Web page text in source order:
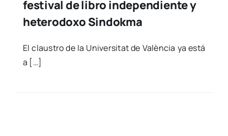
festival de libro independiente y
heterodoxo Sindokma
El claus­tro de la Uni­ver­si­tat de Valèn­cia ya está
a […]